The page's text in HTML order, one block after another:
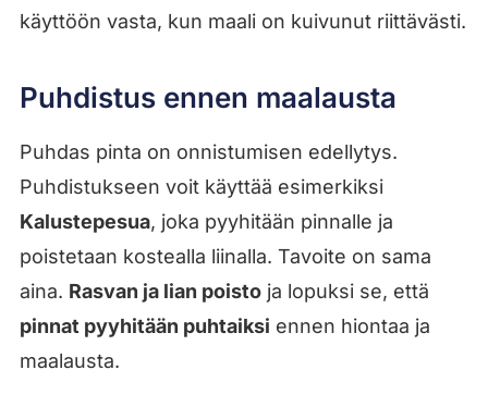
käyttöön vasta, kun maali on kuivunut riittävästi.
Puhdistus ennen maalausta
Puhdas pinta on onnistumisen edellytys.
Puhdistukseen voit käyttää esimerkiksi
Kalustepesua, joka pyyhitään pinnalle ja
poistetaan kostealla liinalla. Tavoite on sama
aina. Rasvan ja lian poistoja lopuksi se, että
pinnat pyyhitään puhtaiksi ennen hiontaa ja
maalausta.